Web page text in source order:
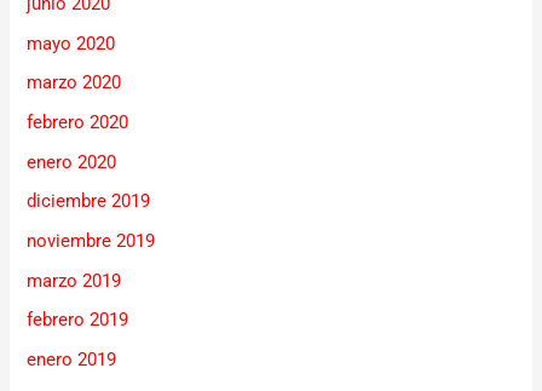
mayo 2020
marzo 2020
febrero 2020
enero 2020
diciembre 2019
noviembre 2019
marzo 2019
febrero 2019
enero 2019